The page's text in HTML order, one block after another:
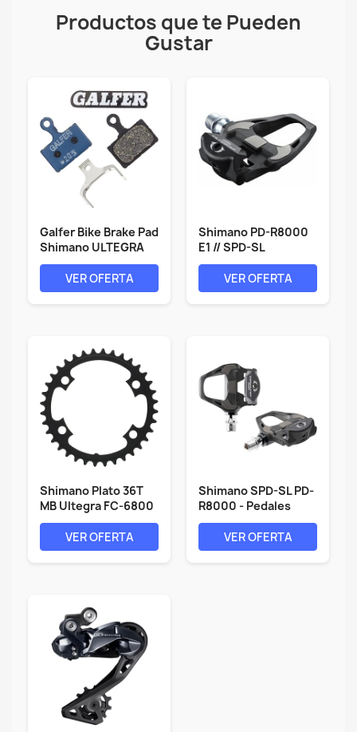
Productos que te Pueden
Gustar
Galfer Bike Brake Pad
Shimano ULTEGRA
Disc...
VER OFERTA
Shimano PD-R8000
E1 // SPD-SL
Rennrad-Pedal
VER OFERTA
Shimano Plato 36T
MB Ultegra FC-6800
para...
VER OFERTA
Shimano SPD-SL PD-
R8000 - Pedales
para...
VER OFERTA